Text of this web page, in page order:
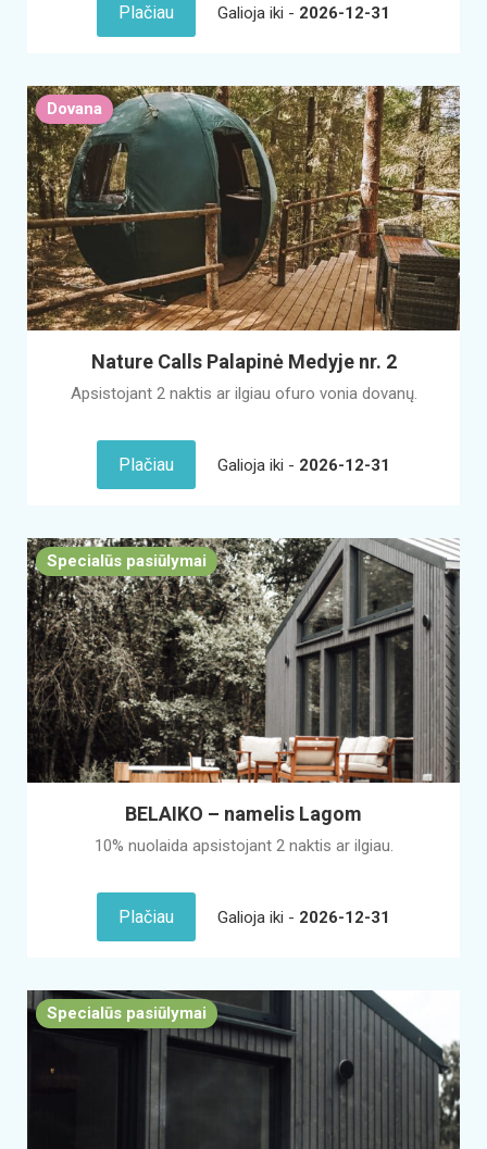
Plačiau Galioja iki - 2026-12-31
Dovana
Nature Calls Palapinė Medyje nr. 2
Apsistojant 2 naktis ar ilgiau ofuro vonia dovanų.
Plačiau Galioja iki - 2026-12-31
Specialūs pasiūlymai
BELAIKO – namelis Lagom
10% nuolaida apsistojant 2 naktis ar ilgiau.
Plačiau Galioja iki - 2026-12-31
Specialūs pasiūlymai